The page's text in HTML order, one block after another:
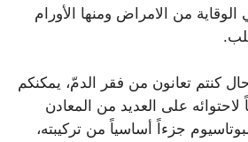
الوقاية من الامراض ومنها الأورام
كنتم تعانون من فقر الدمّ، يمكنكم
لاحتوائه على العديد من المعادن
جزءاً أساسياً من تركيبته،